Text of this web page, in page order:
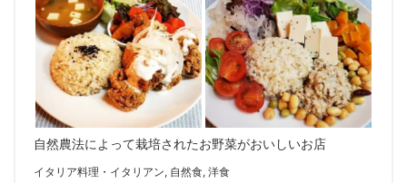
自然農法によって栽培されたお野菜がおいしいお店
イタリア料理・イタリアン, 自然食, 洋食